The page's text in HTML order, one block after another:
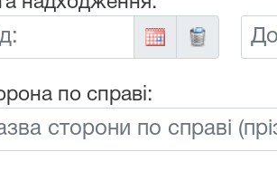
До:
по справі: